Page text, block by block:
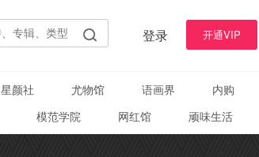
登录 开通VIP
星颜社 尤物馆 语画界
内购
模范学院 网红馆 顽味生活